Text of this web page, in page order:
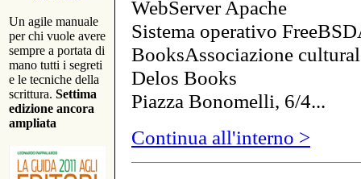
Un agile manuale
per chi vuole avere
sempre a portata di
mano tutti i segreti
e le tecniche della
scrittura. Settima
edizione ancora
ampliata
WebServer Apache
Sistema operativo
BooksAssociazione
Delos Books
Piazza Bonomelli, 6/4...
Continua all'interno >